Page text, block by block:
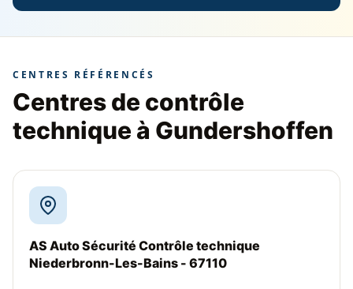
CENTRES RÉFÉRENCÉS
Centres de contrôle
technique à Gundershoffen
AS Auto Sécurité Contrôle technique
Niederbronn-Les-Bains - 67110